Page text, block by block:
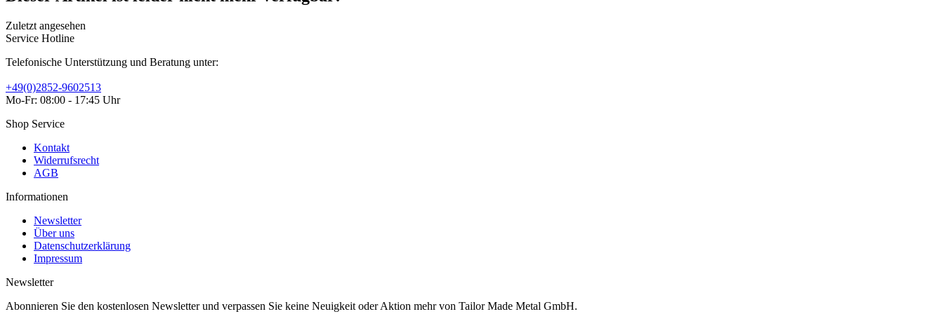
Zuletzt angesehen
Service Hotline
Telefonische Unterstützung und Beratung unter:
+49(0)2852-9602513
Mo-Fr: 08:00 - 17:45 Uhr
Shop Service
Kontakt
Widerrufsrecht
AGB
Informationen
Newsletter
Über uns
Datenschutzerklärung
Impressum
Newsletter
Abonnieren Sie den kostenlosen Newsletter und verpassen Sie keine Neuigkeit oder Aktion mehr von Tailor Made Metal GmbH.